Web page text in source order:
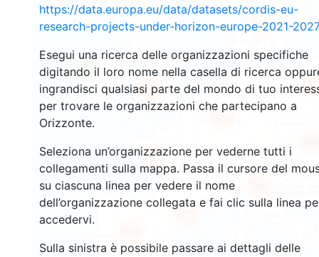
https://data.europa.eu/data/datasets/cordis-eu-
research-projects-under-horizon-europe-2021-2027
Esegui una ricerca delle organizzazioni specifiche
digitando il loro nome nella casella di ricerca
ingrandisci qualsiasi parte del mondo di tuo
per trovare le organizzazioni che partecipano a
Orizzonte.
Seleziona un’organizzazione per vederne tutti i
collegamenti sulla mappa. Passa il cursore del
su ciascuna linea per vedere il nome
dell’organizzazione collegata e fai clic sulla linea
accedervi.
Sulla sinistra è possibile passare ai dettagli delle
2
2763
653
4974